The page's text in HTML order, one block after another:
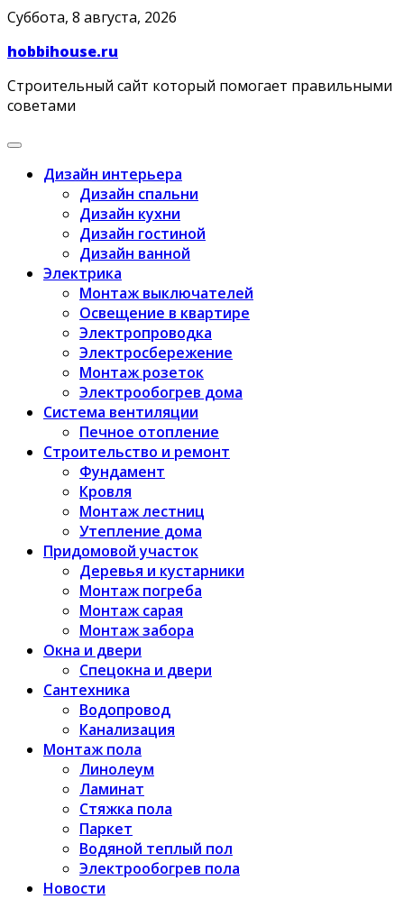
Skip
content
Суббота, 8 августа, 2026
hobbihouse.ru
Строительный сайт который помогает правильными
советами
Дизайн интерьера
Дизайн спальни
Дизайн кухни
Дизайн гостиной
Дизайн ванной
Электрика
Монтаж выключателей
Освещение в квартире
Электропроводка
Электросбережение
Монтаж розеток
Электрообогрев дома
Система вентиляции
Печное отопление
Строительство и ремонт
Фундамент
Кровля
Монтаж лестниц
Утепление дома
Придомовой участок
Деревья и кустарники
Монтаж погреба
Монтаж сарая
Монтаж забора
Окна и двери
Спецокна и двери
Сантехника
Водопровод
Канализация
Монтаж пола
Линолеум
Ламинат
Стяжка пола
Паркет
Водяной теплый пол
Электрообогрев пола
Новости